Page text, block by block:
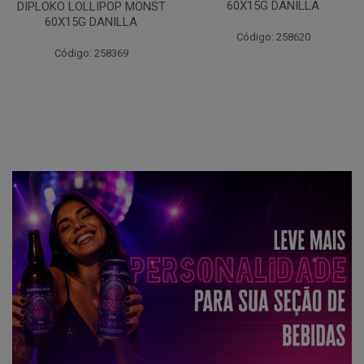
DIPLOKO LOLLIPOP MONST
60X15G DANILLA
Código: 258369
60X15G DANILLA
Código: 258620